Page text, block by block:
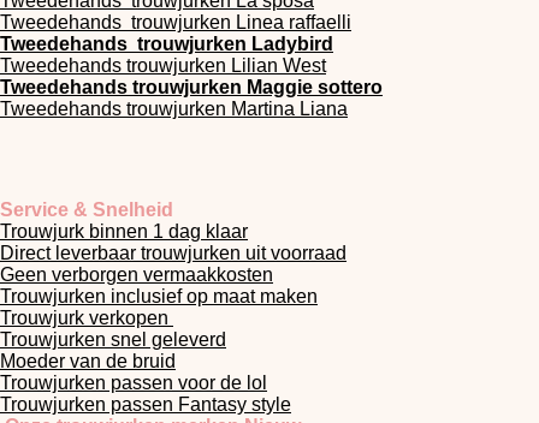
Tweedehands trouwjurken Linea raffaelli
Tweedehands trouwjurken Ladybird
Tweedehands trouwjurken Lilian West
Tweedehands trouwjurken Maggie sottero
Tweedehands trouwjurken Martina Liana
Service & Snelheid
Trouwjurk binnen 1 dag klaar
Direct leverbaar trouwjurken uit voorraad
Geen verborgen vermaakkosten
Trouwjurken inclusief op maat maken
Trouwjurk verkopen
Trouwjurken snel geleverd
Moeder van de bruid
Trouwjurken passen voor de lol
Trouwjurken passen Fantasy style